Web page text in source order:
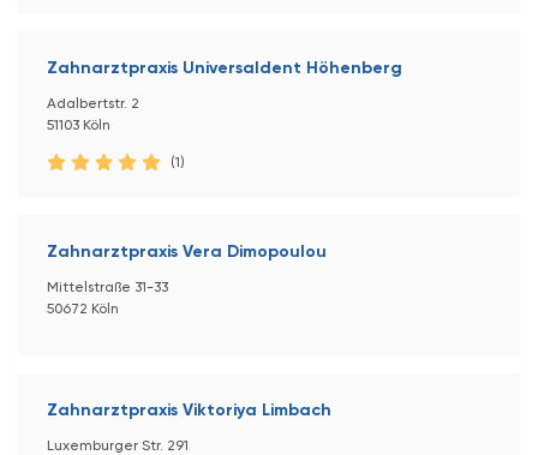
Zahnarztpraxis Universaldent Höhenberg
Adalbertstr. 2
51103 Köln
(1)
Zahnarztpraxis Vera Dimopoulou
Mittelstraße 31-33
50672 Köln
Zahnarztpraxis Viktoriya Limbach
Luxemburger Str. 291